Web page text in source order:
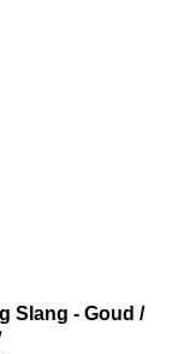
Slang - Goud /